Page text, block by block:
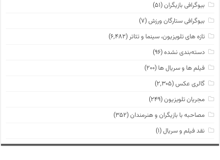
بیوگرافی بازیگران(۵۱)
بیوگرافی ستارگان ورزش(۷)
تازه های تلویزیون، سینما و تئاتر(۶,۴۸۲)
دسته‌بندی نشده(۹۶)
فیلم ها و سریال ها (۲۰۰)
گالری عکس(۲,۳۰۵)
مجریان تلویزیون(۲۴۹)
مصاحبه با بازیگران و هنرمندان(۳۵۲)
نقد فیلم و سریال(۱)